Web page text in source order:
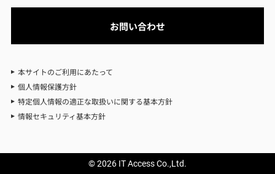
お問い合わせ
本サイトのご利用にあたって
個人情報保護方針
特定個人情報の適正な取扱いに関する基本方針
情報セキュリティ基本方針
© 2026 IT Access Co.,Ltd.